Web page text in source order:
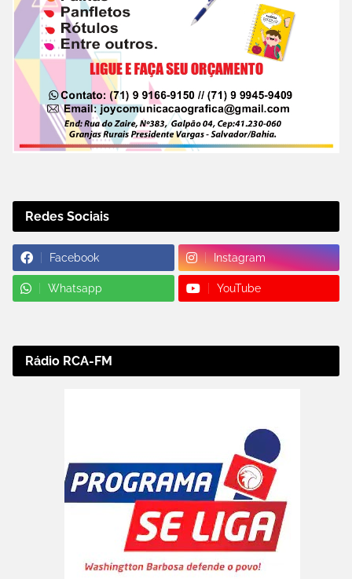
Redes Sociais
Facebook Instagram
Whatsapp YouTube
Rádio RCA-FM